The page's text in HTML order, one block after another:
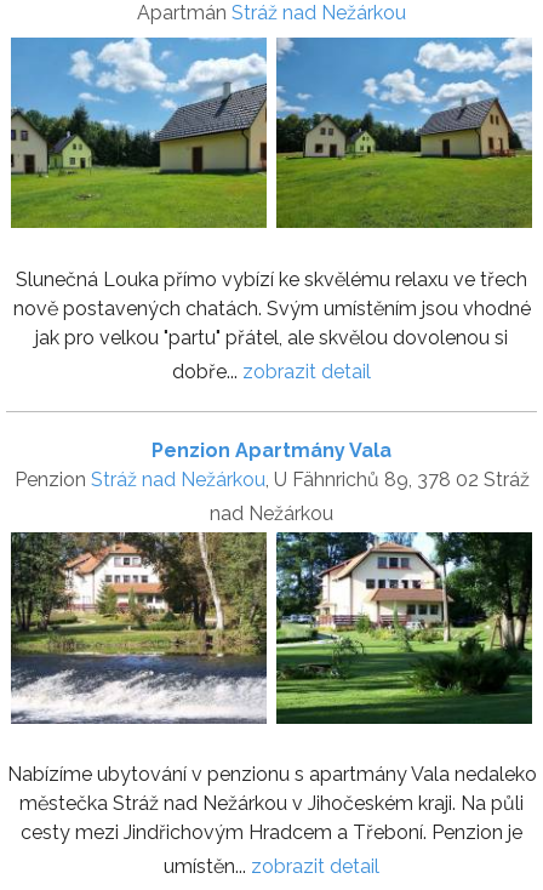
Apartmán Stráž nad Nežárkou
Slunečná Louka přímo vybízí ke skvělému relaxu ve třech
nově postavených chatách. Svým umístěním jsou vhodné
jak pro velkou "partu" přátel, ale skvělou dovolenou si
dobře... zobrazit detail
Penzion Apartmány Vala
Penzion Stráž nad Nežárkou , U Fähnrichů 89, 378 02 Stráž
nad Nežárkou
Nabízíme ubytování v penzionu s apartmány Vala nedaleko
městečka Stráž nad Nežárkou v Jihočeském kraji. Na půli
cesty mezi Jindřichovým Hradcem a Třeboní. Penzion je
umístěn... zobrazit detail